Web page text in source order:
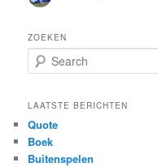
ZOEKEN
e
r
h
LAATSTE BERICHTEN
Quote
Boek
Buitenspelen